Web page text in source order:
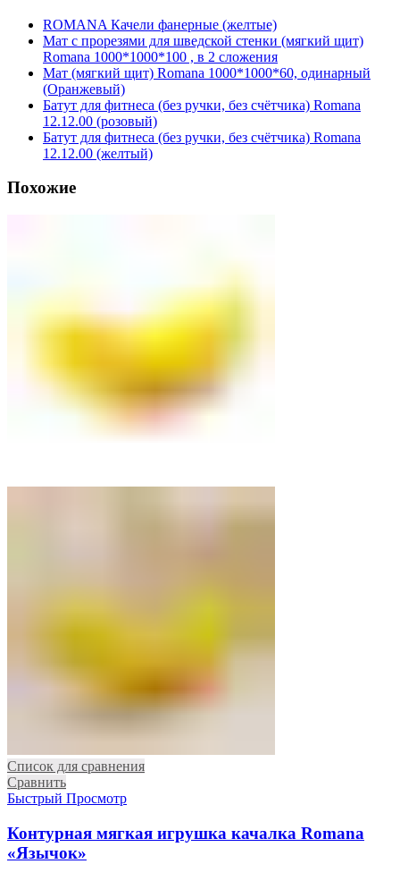
ROMANA Качели фанерные (желтые)
Мат с прорезями для шведской стенки (мягкий щит)
Romana 1000*1000*100 , в 2 сложения
Мат (мягкий щит) Romana 1000*1000*60, одинарный
(Оранжевый)
Батут для фитнеса (без ручки, без счётчика) Romana
12.12.00 (розовый)
Батут для фитнеса (без ручки, без счётчика) Romana
12.12.00 (желтый)
Похожие
Список для сравнения
Сравнить
Быстрый Просмотр
Контурная мягкая игрушка качалка Romana
«Язычок»